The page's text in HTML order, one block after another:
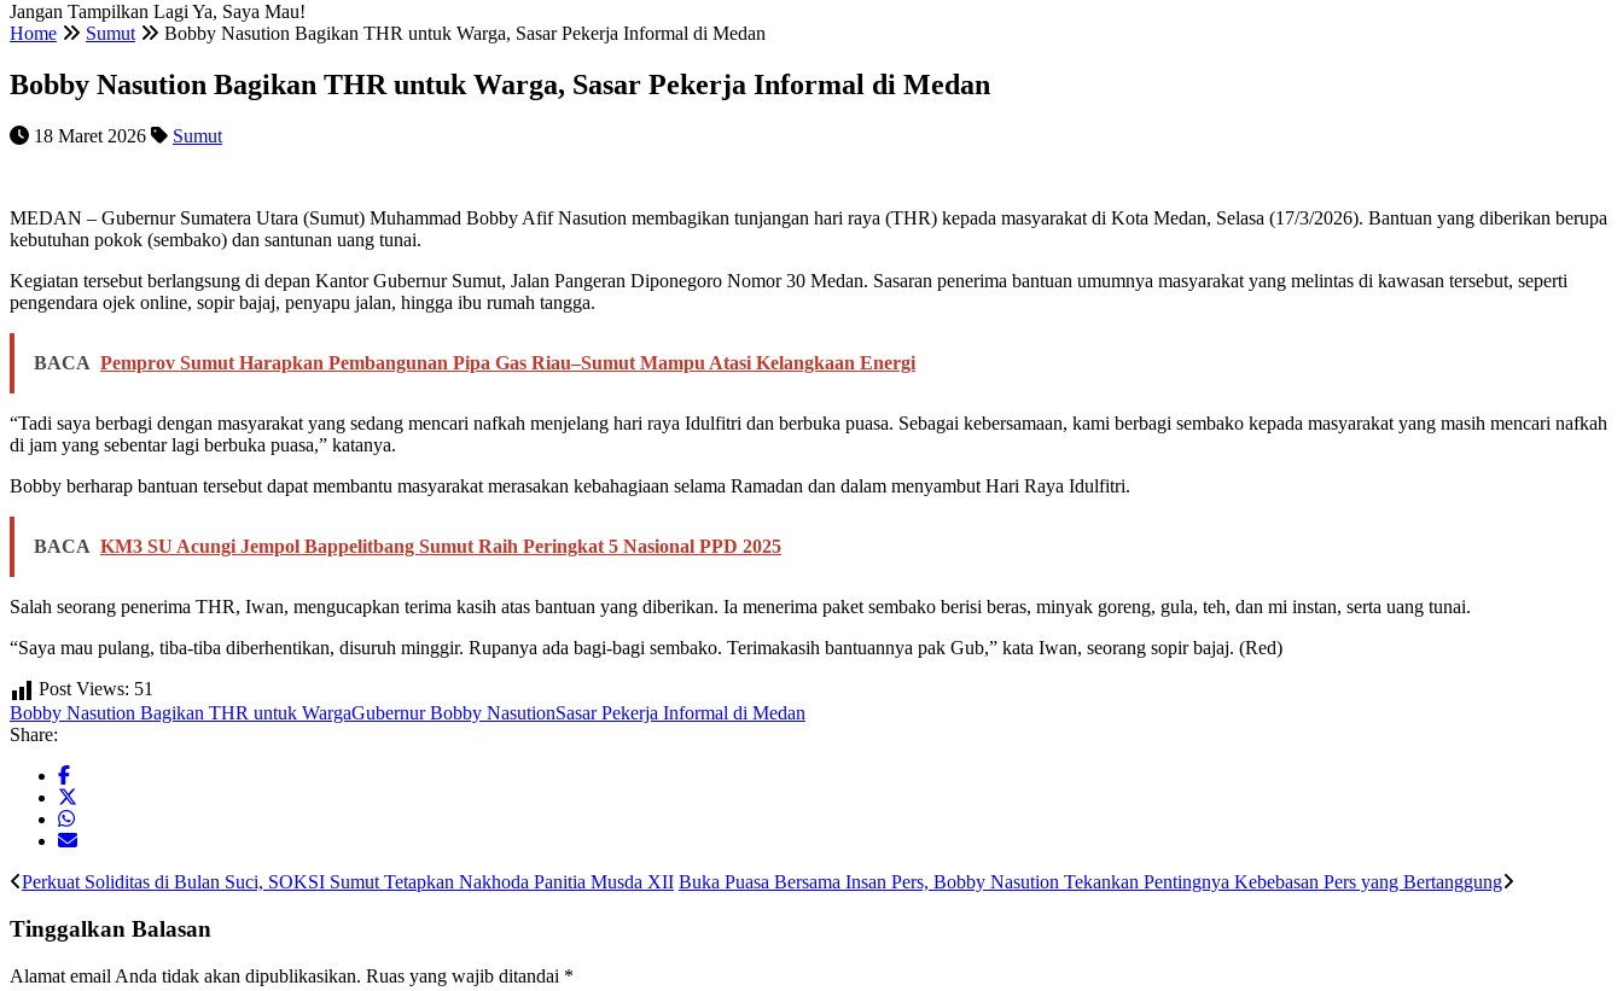
Jangan Tampilkan Lagi Ya, Saya Mau!
Home
Sumut Bobby Nasution Bagikan THR untuk Warga, Sasar Pekerja Informal di Medan
Bobby Nasution Bagikan THR untuk Warga, Sasar Pekerja Informal di Medan
18 Maret 2026 Sumut
MEDAN – Gubernur Sumatera Utara (Sumut) Muhammad Bobby Afif Nasution membagikan tunjangan hari raya (THR) kepada masyarakat di Kota Medan, Selasa (17/3/2026). Bantuan yang diberikan berupa
kebutuhan pokok (sembako) dan santunan uang tunai.
Kegiatan tersebut berlangsung di depan Kantor Gubernur Sumut, Jalan Pangeran Diponegoro Nomor 30 Medan. Sasaran penerima bantuan umumnya masyarakat yang melintas di kawasan tersebut, seperti
pengendara ojek online, sopir bajaj, penyapu jalan, hingga ibu rumah tangga.
BACA Pemprov Sumut Harapkan Pembangunan Pipa Gas Riau–Sumut Mampu Atasi Kelangkaan Energi
“Tadi saya berbagi dengan masyarakat yang sedang mencari nafkah menjelang hari raya Idulfitri dan berbuka puasa. Sebagai kebersamaan, kami berbagi sembako kepada masyarakat yang masih mencari nafkah
di jam yang sebentar lagi berbuka puasa,” katanya.
Bobby berharap bantuan tersebut dapat membantu masyarakat merasakan kebahagiaan selama Ramadan dan dalam menyambut Hari Raya Idulfitri.
BACA KM3 SU Acungi Jempol Bappelitbang Sumut Raih Peringkat 5 Nasional PPD 2025
Salah seorang penerima THR, Iwan, mengucapkan terima kasih atas bantuan yang diberikan. Ia menerima paket sembako berisi beras, minyak goreng, gula, teh, dan mi instan, serta uang tunai.
“Saya mau pulang, tiba-tiba diberhentikan, disuruh minggir. Rupanya ada bagi-bagi sembako. Terimakasih bantuannya pak Gub,” kata Iwan, seorang sopir bajaj. (Red)
Post Views: 51
Bobby Nasution Bagikan THR untuk WargaGubernur Bobby NasutionSasar Pekerja Informal di Medan
Share:
Perkuat Soliditas di Bulan Suci, SOKSI Sumut Tetapkan Nakhoda Panitia Musda XII Buka Puasa Bersama Insan Pers, Bobby Nasution Tekankan Pentingnya Kebebasan Pers yang Bertanggung
Tinggalkan Balasan
Alamat email Anda tidak akan dipublikasikan. Ruas yang wajib ditandai *